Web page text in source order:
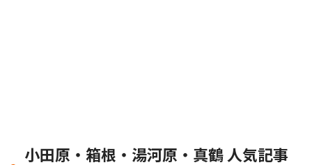
小田原・箱根・湯河原・真鶴 人気記事